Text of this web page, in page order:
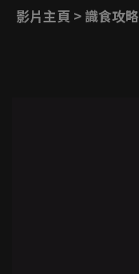
影片主頁 > 識食攻略